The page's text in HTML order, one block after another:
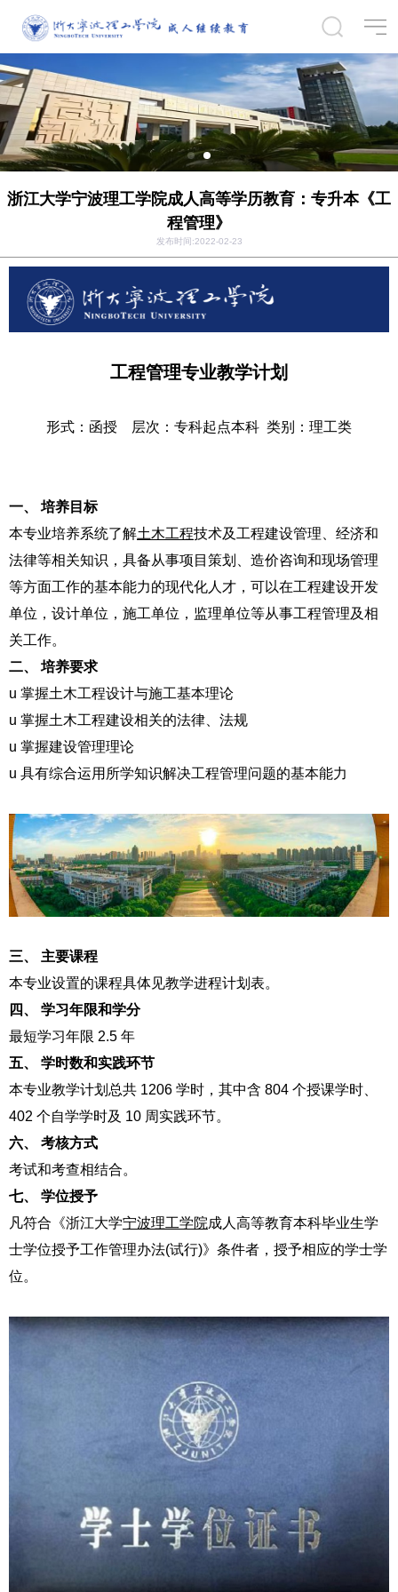
浙江大学宁波理工学院成人高等学历教育：专升本《工
程管理》
发布时间:2022-02-23
工程管理专业教学计划
形式：函授 层次：专科起点本科 类别：理工类
一、 培养目标
本专业培养系统了解土木工程技术及工程建设管理、经济和
法律等相关知识，具备从事项目策划、造价咨询和现场管理
等方面工作的基本能力的现代化人才，可以在工程建设开发
单位，设计单位，施工单位，监理单位等从事工程管理及相
关工作。
二、 培养要求
u 掌握土木工程设计与施工基本理论
u 掌握土木工程建设相关的法律、法规
u 掌握建设管理理论
u 具有综合运用所学知识解决工程管理问题的基本能力
三、 主要课程
本专业设置的课程具体见教学进程计划表。
四、 学习年限和学分
最短学习年限 2.5 年
五、 学时数和实践环节
本专业教学计划总共 1206 学时，其中含 804 个授课学时、
402 个自学学时及 10 周实践环节。
六、 考核方式
考试和考查相结合。
七、 学位授予
凡符合《浙江大学宁波理工学院成人高等教育本科毕业生学
士学位授予工作管理办法(试行)》条件者，授予相应的学士学
位。